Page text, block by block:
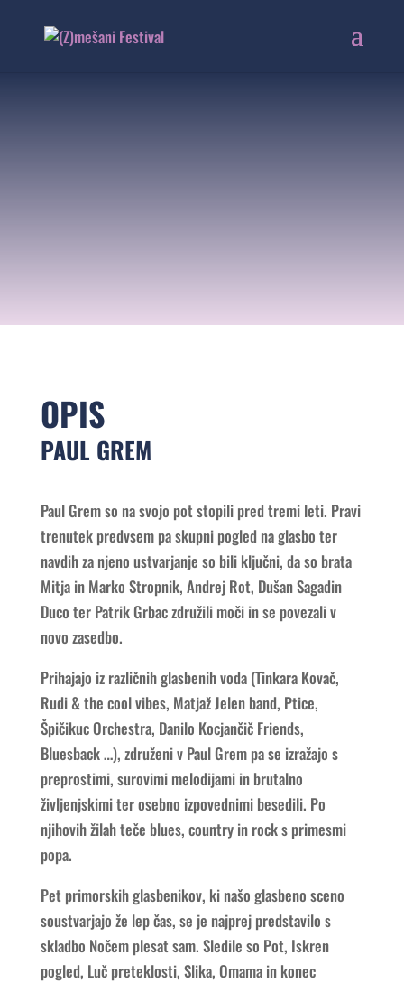
PAUL GREM
OPIS
PAUL GREM
Paul Grem so na svojo pot stopili pred tremi leti. Pravi
trenutek predvsem pa skupni pogled na glasbo ter
navdih za njeno ustvarjanje so bili ključni, da so brata
Mitja in Marko Stropnik, Andrej Rot, Dušan Sagadin
Duco ter Patrik Grbac združili moči in se povezali v
novo zasedbo.
Prihajajo iz različnih glasbenih voda (Tinkara Kovač,
Rudi & the cool vibes, Matjaž Jelen band, Ptice,
Špičikuc Orchestra, Danilo Kocjančič Friends,
Bluesback …), združeni v Paul Grem pa se izražajo s
preprostimi, surovimi melodijami in brutalno
življenjskimi ter osebno izpovednimi besedili. Po
njihovih žilah teče blues, country in rock s primesmi
popa.
Pet primorskih glasbenikov, ki našo glasbeno sceno
soustvarjajo že lep čas, se je najprej predstavilo s
skladbo Nočem plesat sam. Sledile so Pot, Iskren
pogled, Luč preteklosti, Slika, Omama in konec